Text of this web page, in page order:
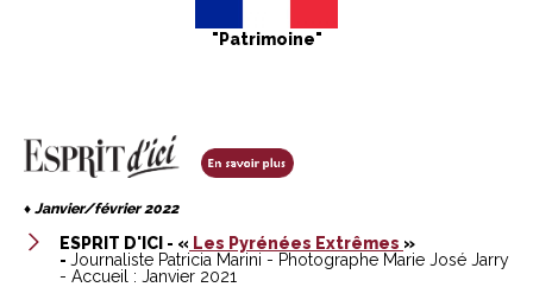
"Patrimoine"
♦ Janvier/février 2022
ESPRIT D'ICI - « Les Pyrénées Extrêmes »
- Journaliste Patricia Marini - Photographe Marie José Jarry
- Accueil : Janvier 2021